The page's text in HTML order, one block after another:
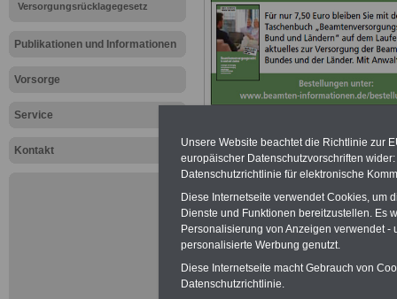
Versorgungsrücklagegesetz
Publikationen und Informationen
Vorsorge
Service
Kontakt
Nordrhein-
Hinweise
Unsere Website beachtet die Richtlinie zur
europäischer Datenschutzvorschriften
Datenschutzrichtlinie für elektronische
Diese Internetseite verwendet Cookies, um
Dienste und Funktionen bereitzustellen. Es
Personalisierung von Anzeigen verwendet
personalisierte Werbung genutzt.
Diese Internetseite macht Gebrauch von
Datenschutzrichtlinie.